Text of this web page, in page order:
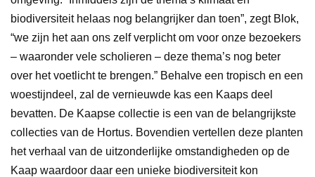
biodiversiteit helaas nog belangrijker dan toen”, zegt Blok,
“we zijn het aan ons zelf verplicht om voor onze bezoekers
– waaronder vele scholieren – deze thema’s nog beter
over het voetlicht te brengen.” Behalve een tropisch en een
woestijndeel, zal de vernieuwde kas een Kaaps deel
bevatten. De Kaapse collectie is een van de belangrijkste
collecties van de Hortus. Bovendien vertellen deze planten
het verhaal van de uitzonderlijke omstandigheden op de
Kaap waardoor daar een unieke biodiversiteit kon